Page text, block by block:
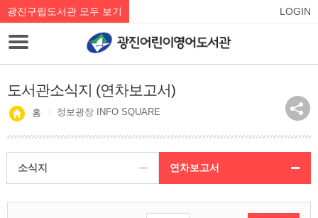
광진구립도서관 모두 보기 LOGIN
도서관소식지 (연차보고서)
홈 정보광장 INFO SQUARE
소식지 연차보고서